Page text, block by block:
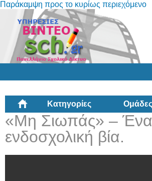
Παράκαμψη προς το κυρίως περιεχόμενο
Κατηγορίες Ομάδες
«Μη Σιωπάς» – Ένα
ενδοσχολική βία.